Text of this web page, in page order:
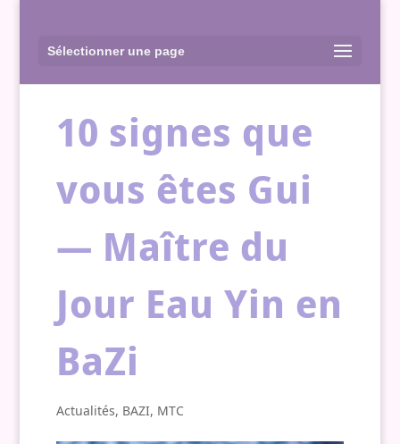
Sélectionner une page
10 signes que
vous êtes Gui
— Maître du
Jour Eau Yin en
BaZi
Actualités, BAZI, MTC